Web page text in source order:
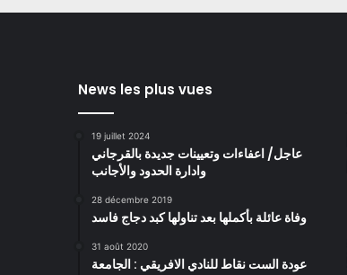
News les plus vues
19 juillet 2024
عاجل/ اعفاءات وتعيينات جديدة بالقرجاني
وادارة الحدود والأجانب
28 décembre 2019
وفاة عائلة بأكملها بعد تناولها كبد دجاج فاسد
31 août 2020
عودة الست نقاط للنادي الافريقي : الجامعة